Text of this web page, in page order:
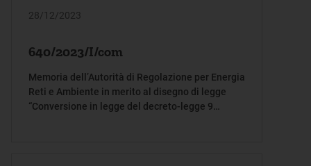
28/12/2023
640/2023/I/com
Memoria dell’Autorità di Regolazione per Energia
Reti e Ambiente in merito al disegno di legge
“Conversione in legge del decreto-legge 9